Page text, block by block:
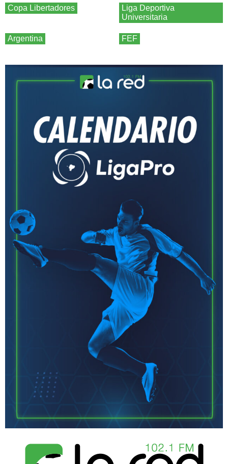
Copa Libertadores
Liga Deportiva
Universitaria
Argentina FEF